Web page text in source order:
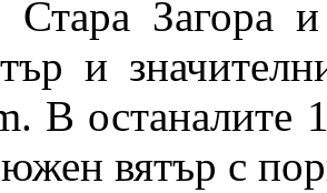
Стара Загора
и
В останалите
южен вятър с